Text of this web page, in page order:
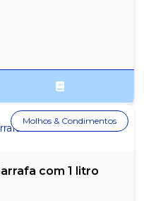
com 1 litro
Molhos & Condimentos